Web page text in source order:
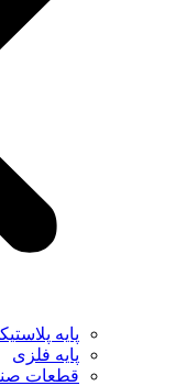
پایه
پایه فلزی
قطعات